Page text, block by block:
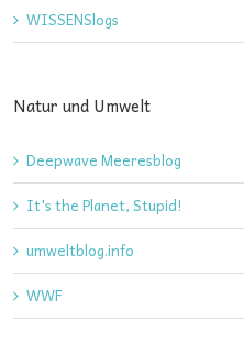
WISSENSlogs
Natur und Umwelt
Deepwave Meeresblog
It's the Planet, Stupid!
umweltblog.info
WWF